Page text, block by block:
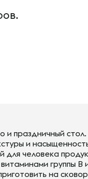
и праздничный
и
для человека
группы В
на